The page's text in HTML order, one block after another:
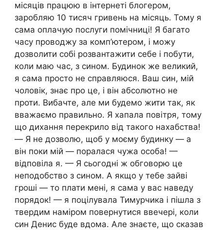
місяців працюю в інтернеті блогером,
заробляю 10 тисяч гривень на місяць. Тому я
сама оплачую послуги помічниці! Я багато
часу проводжу за комп’ютером, і можу
дозволити собі розвантажити себе і побути,
коли маю час, з сином. Будинок же великий,
я сама просто не справляюся. Ваш син, мій
чоловік, знає про це, і він абсолютно не
проти. Вибачте, але ми будемо жити так, як
вважаємо правильно. Я хапала повітря, тому
що дихання перекрило від такого нахабства!
— Я не дозволю, щоб у моєму будинку — а
він поки мій — поралася чужа особа! —
відповіла я. — Я сьогодні ж обговорю це
неподобство з сином. А якщо у тебе зайві
гроші — то плати мені, я сама у вас наведу
порядок! — я поцілувала Тимурчика і пішла з
твердим наміром повернутися ввечері, коли
син Денис буде вдома. Але знаєте, що сказав